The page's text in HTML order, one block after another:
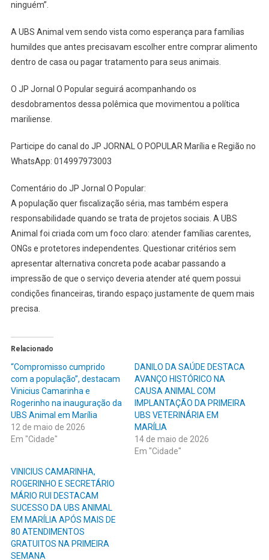
ninguém”.
A UBS Animal vem sendo vista como esperança para famílias
humildes que antes precisavam escolher entre comprar alimento
dentro de casa ou pagar tratamento para seus animais.
O JP Jornal O Popular seguirá acompanhando os
desdobramentos dessa polêmica que movimentou a política
mariliense.
Participe do canal do JP JORNAL O POPULAR Marília e Região no
WhatsApp: 014997973003
Comentário do JP Jornal O Popular:
A população quer fiscalização séria, mas também espera
responsabilidade quando se trata de projetos sociais. A UBS
Animal foi criada com um foco claro: atender famílias carentes,
ONGs e protetores independentes. Questionar critérios sem
apresentar alternativa concreta pode acabar passando a
impressão de que o serviço deveria atender até quem possui
condições financeiras, tirando espaço justamente de quem mais
precisa.
Relacionado
“Compromisso cumprido
com a população”, destacam
Vinicius Camarinha e
Rogerinho na inauguração da
UBS Animal em Marília
12 de maio de 2026
Em "Cidade"
DANILO DA SAÚDE DESTACA
AVANÇO HISTÓRICO NA
CAUSA ANIMAL COM
IMPLANTAÇÃO DA PRIMEIRA
UBS VETERINÁRIA EM
MARÍLIA
14 de maio de 2026
Em "Cidade"
VINICIUS CAMARINHA,
ROGERINHO E SECRETÁRIO
MÁRIO RUI DESTACAM
SUCESSO DA UBS ANIMAL
EM MARÍLIA APÓS MAIS DE
80 ATENDIMENTOS
GRATUITOS NA PRIMEIRA
SEMANA